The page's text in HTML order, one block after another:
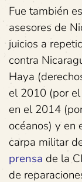
Fue también
asesores de
juicios a
contra
Haya
el 2010 (por
en el 2014
océanos) y en
carpa militar
prensa de la
de